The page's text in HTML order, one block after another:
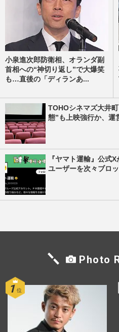
小泉進次郎防衛相、オランダ副
首相への“神切り返し”で大爆笑
も…直後の「ディランあ...
TOHOシネマズ大井
態”も上映強行か、運
『ヤマト運輸』公式
ユーザーを次々ブロ
Photo